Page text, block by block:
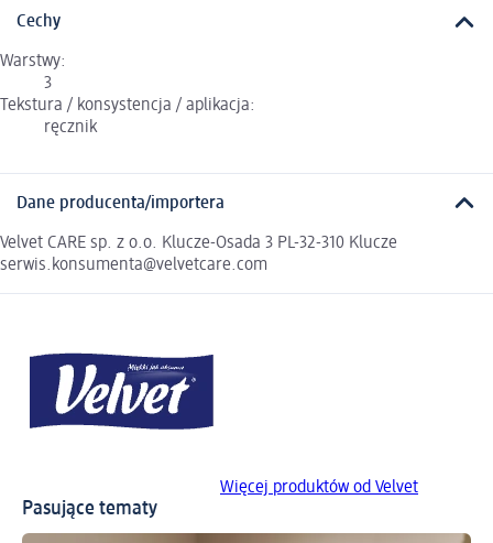
Cechy
Warstwy:
3
Tekstura / konsystencja / aplikacja:
ręcznik
Dane producenta/importera
Velvet CARE sp. z o.o. Klucze-Osada 3 PL-32-310 Klucze
serwis.konsumenta@velvetcare.com
Więcej produktów od Velvet
Pasujące tematy